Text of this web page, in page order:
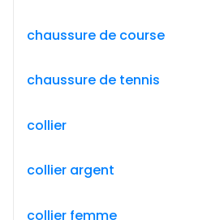
chaussure de course
chaussure de tennis
collier
collier argent
collier femme